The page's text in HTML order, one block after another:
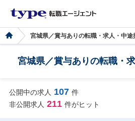
宮城県／賞与ありの転職・求人・中途
宮城県／賞与ありの転職・
公開中の求人 107 件
非公開求人 211 件がヒット